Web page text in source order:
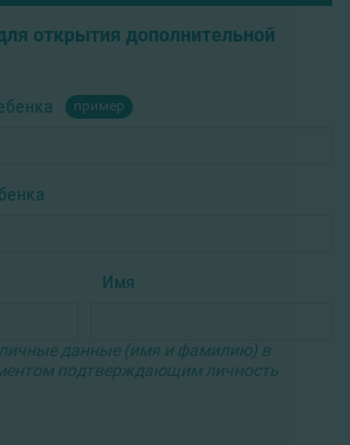
открытия дополнительной
пример
Имя
данные (имя и фамилию) в
подтверждающим личность